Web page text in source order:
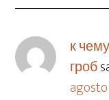
к
гроб